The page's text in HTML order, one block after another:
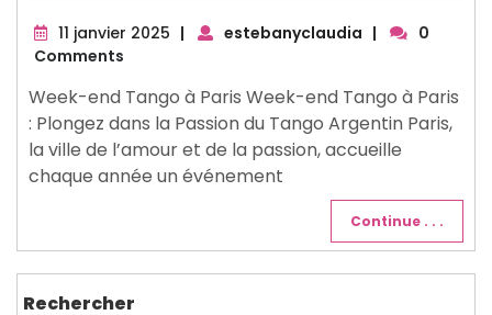
11 janvier 2025 11| estebanyclaudia |
0
Comments
Week-end Tango à Paris Week-end Tango à Paris
: Plongez dans la Passion du Tango Argentin Paris,
la ville de l’amour et de la passion, accueille
chaque année un événement
Continue . . .
Rechercher